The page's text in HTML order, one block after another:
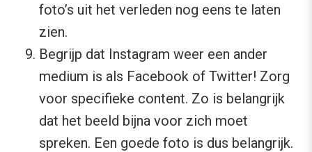
foto’s uit het verleden nog eens te laten
zien.
Begrijp dat Instagram weer een ander
medium is als Facebook of Twitter! Zorg
voor specifieke content. Zo is belangrijk
dat het beeld bijna voor zich moet
spreken. Een goede foto is dus belangrijk.